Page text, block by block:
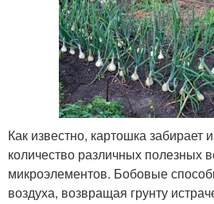
Как известно, картошка забирает
количество различных полезных
микроэлементов. Бобовые
воздуха, возвращая грунту